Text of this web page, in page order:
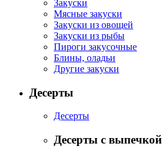
Закуски
Мясные закуски
Закуски из овощей
Закуски из рыбы
Пироги закусочные
Блины, оладьи
Другие закуски
Десерты
Десерты
Десерты с выпечкой